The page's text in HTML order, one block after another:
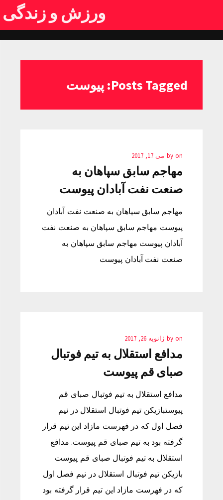
ورزش و زندگی
Posts Tagged: پیوست
by on می 17, 2017
مهاجم سابق سپاهان به
صنعت نفت آبادان پیوست
مهاجم سابق سپاهان به صنعت نفت آبادان
پیوست مهاجم سابق سپاهان به صنعت نفت
آبادان پیوست مهاجم سابق سپاهان به
صنعت نفت آبادان پیوست
by on ژانویه 26, 2017
مدافع استقلال به تیم فوتبال
صبای قم پیوست
مدافع استقلال به تیم فوتبال صبای قم
پیوستبازیکن تیم فوتبال استقلال در نیم
فصل اول که در فهرست مازاد این تیم قرار
گرفته بود به تیم صبای قم پیوست. مدافع
استقلال به تیم فوتبال صبای قم پیوست
بازیکن تیم فوتبال استقلال در نیم فصل اول
که در فهرست مازاد این تیم قرار گرفته بود